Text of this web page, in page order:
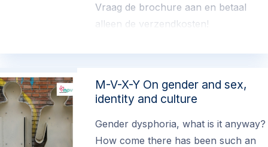
Vraag de brochure aan en betaal
alleen de verzendkosten!
M-V-X-Y On gender and sex,
identity and culture
Gender dysphoria, what is it anyway?
How come there has been such an